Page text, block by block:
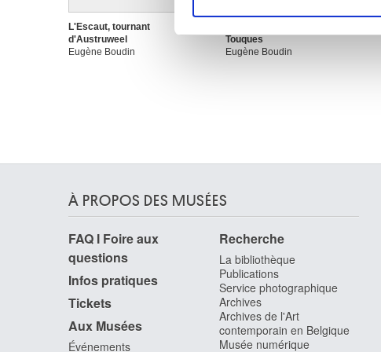
partenaires de médias sociaux,
L'Escaut, tournant
d'Austruweel
Eugène Boudin
Touques
Eugène Boudin
À PROPOS DES MUSÉES
FAQ I Foire aux
questions
Infos pratiques
Tickets
Aux Musées
Événements
Recherche
La bibliothèque
Publications
Service photographique
Archives
Archives de l'Art
contemporain en Belgique
Musée numérique